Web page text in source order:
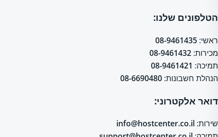
הטלפונים שלנו:
ראשי: 08-9461435
מכירות: 08-9461432
תמיכה: 08-9461421
הנהלת חשבונות: 08-6690480
דואר אלקטרוני:
שירות: info@hostcenter.co.il